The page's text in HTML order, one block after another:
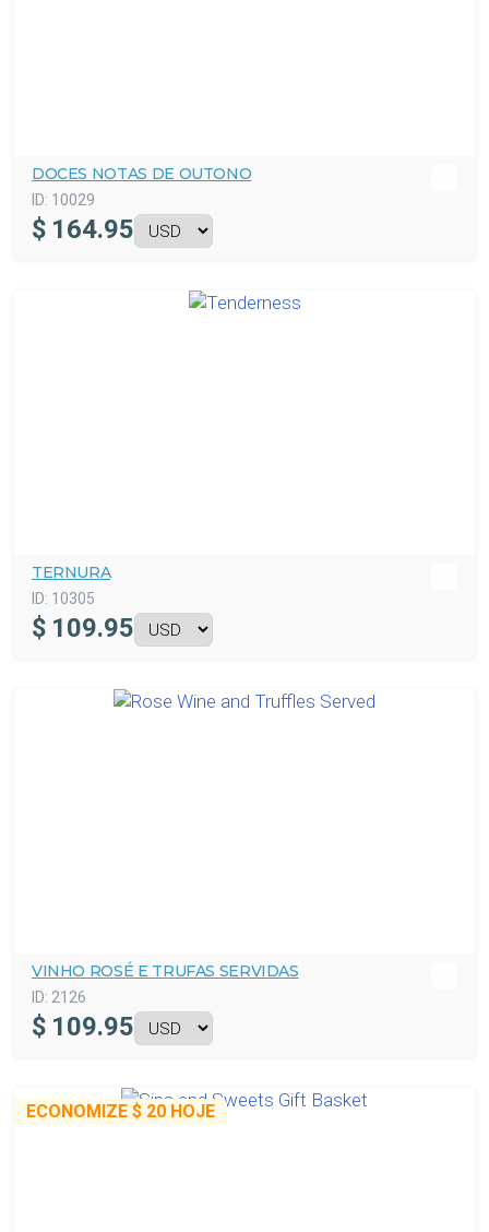
DOCES NOTAS DE OUTONO
ID: 10029
$ 164.95
TERNURA
ID: 10305
$ 109.95
VINHO ROSÉ E TRUFAS SERVIDAS
ID: 2126
$ 109.95
ECONOMIZE $ 20 HOJE